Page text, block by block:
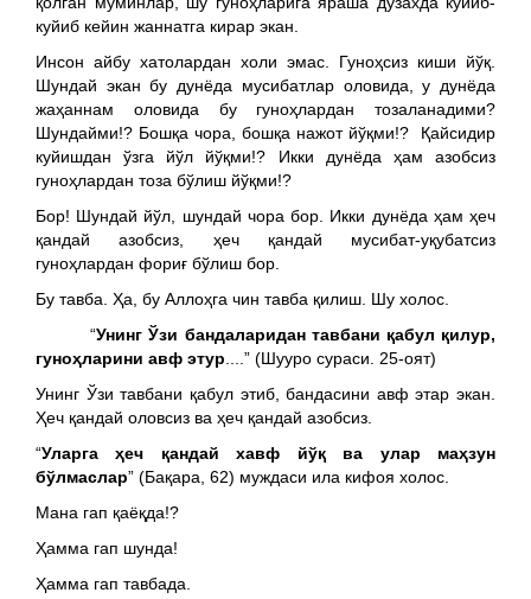
куйиб кейин жаннатга кирар экан.
Инсон айбу хатолардан холи эмас. Гуноҳсиз киши йўқ.
Шундай экан бу дунёда мусибатлар оловида, у дунёда
жаҳаннам оловида бу гуноҳлардан тозаланадими?
Шундайми!? Бошқа чора, бошқа нажот йўқми!? Қайсидир
куйишдан ўзга йўл йўқми!? Икки дунёда ҳам азобсиз
гуноҳлардан тоза бўлиш йўқми!?
Бор! Шундай йўл, шундай чора бор. Икки дунёда ҳам ҳеч
қандай азобсиз, ҳеч қандай мусибат-уқубатсиз
гуноҳлардан фориғ бўлиш бор.
Бу тавба. Ҳа, бу Аллоҳга чин тавба қилиш. Шу холос.
“Унинг Ўзи бандаларидан тавбани қабул қилур,
гуноҳларини авф этур ....” (Шууро сураси. 25-оят)
Унинг Ўзи тавбани қабул этиб, бандасини авф этар экан.
Ҳеч қандай оловсиз ва ҳеч қандай азобсиз.
“Уларга ҳеч қандай хавф йўқ ва улар маҳзун
бўлмаслар” (Бақара, 62) муждаси ила кифоя холос.
Мана гап қаёқда!?
Ҳамма гап шунда!
Ҳамма гап тавбада.